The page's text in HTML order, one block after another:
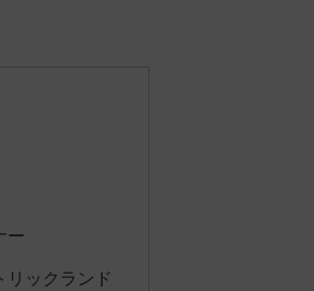
ー
リックランド